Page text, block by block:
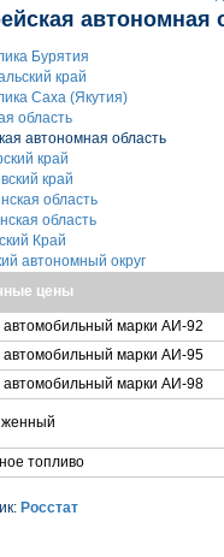
автономная
Бурятия
край
Саха (Якутия)
область
автономная область
край
край
область
область
Край
автономный округ
цены
автомобильный марки АИ-92
автомобильный марки АИ-95
автомобильный марки АИ-98
топливо
Росстат